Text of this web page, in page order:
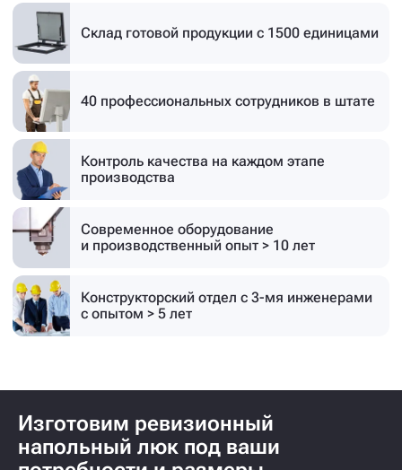
6 000 м²
Контроль качества на каждом этапе
производства